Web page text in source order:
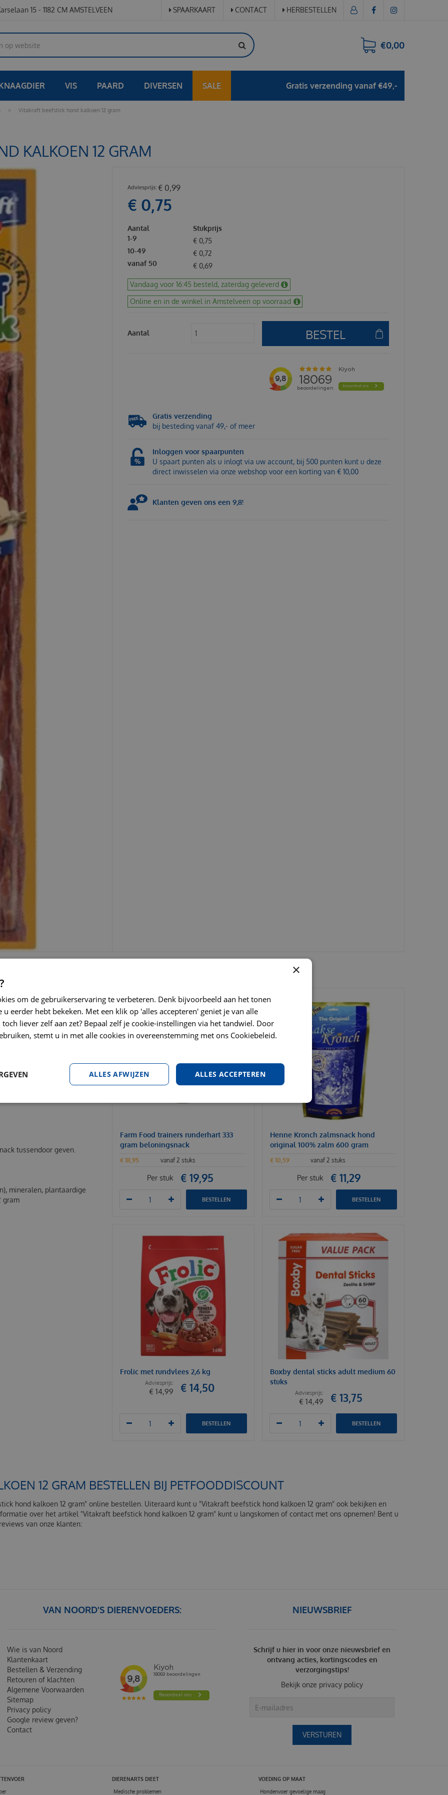
> Vitakraft beefstick hond kalkoen 12 gram
15 - 1182 CM AMSTELVEEN SPAARKAART CONTACT HERBESTELLEN
€0,00
VIS PAARD DIVERSEN SALE Gratis verzending vanaf €49,-
KALKOEN 12 GRAM
€ 0,99
€ 0,75
Aantal
Stukprijs
1-9
€ 0,75
10-49
€ 0,72
vanaf 50
€ 0,69
Vandaag voor 16:45 besteld, zaterdag geleverd
Online en in de winkel in Amstelveen op voorraad
Aantal
Gratis verzending
bij besteding vanaf 49,- of meer
Inloggen voor spaarpunten
U spaart punten als u inlogt via uw account, bij 500 punten kunt u deze
direct inwisselen via onze webshop voor een korting van € 10,00
Klanten geven ons een 9,8!
Deze vleesstick
en lekkere smaak, heerlijke
beloning, of gewoon
geen
tussendoor geven.
mineralen, plantaardige
gram
Farm Food trainers runderhart 333
gram beloningsnack
vanaf 2 stuks
€ 18 95
€ 19,95
Per stuk
BESTELLEN
Henne Kronch zalmsnack hond
original 100% zalm 600 gram
vanaf 2 stuks
€ 10 59
€ 11,29
Per stuk
BESTELLEN
Frolic met rundvlees 2,6 kg
€ 14,99 € 14,50
BESTELLEN
Boxby dental sticks adult medium 60
stuks
€ 14,49 € 13,75
BESTELLEN
12 GRAM BESTELLEN BIJ PETFOODDISCOUNT
hond kalkoen 12 gram" online bestellen. Uiteraard kunt u "Vitakraft beefstick hond kalkoen 12 gram" ook bekijken en
over het artikel "Vitakraft beefstick hond kalkoen 12 gram" kunt u langskomen of contact met ons opnemen! Bent u
van onze klanten:
NIEUWSBRIEF
Schrijf u hier in voor onze nieuwsbrief en
ontvang acties, kortingscodes en
verzorgingstips!
Bekijk onze privacy policy
VAN NOORD'S DIERENVOEDERS:
Wie is van Noord
Klantenkaart
Bestellen & Verzending
Retouren of klachten
Algemene Voorwaarden
Sitemap
Privacy policy
Google review geven?
Contact
DIERENARTS DIEET
Medische problemen
VOEDING OP MAAT
Hondenvoer gevoelige maag
×
om de gebruikerservaring te verbeteren. Denk bijvoorbeeld aan het tonen
eerder hebt bekeken. Met een klik op 'alles accepteren' geniet je van alle
liever zelf aan zet? Bepaal zelf je cookie-instellingen via het tandwiel. Door
stemt u in met alle cookies in overeenstemming met ons Cookiebeleid.
ALLES ACCEPTEREN
ALLES AFWIJZEN